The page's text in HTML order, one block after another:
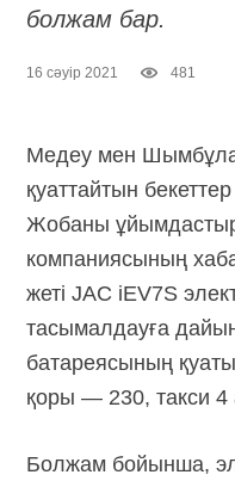
болжам бар.
16 сәуір 2021 481
Медеу мен
қуаттайтын
Жобаны
компаниясының
жеті JAC iEV7S
тасымалдауға
батареясының
қоры — 230, такси 4
Болжам бойынша,